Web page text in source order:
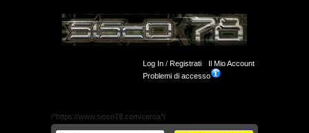
/*https://www.sisco78.com/cerca*/
Log In / Registrati
Il Mio Account
Problemi di accesso